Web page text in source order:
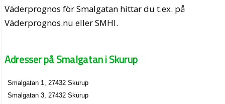
Väderprognos för Smalgatan hittar du t.ex. på
Väderprognos.nu eller SMHI.
Adresser på Smalgatan i Skurup
Smalgatan 1, 27432 Skurup
Smalgatan 3, 27432 Skurup